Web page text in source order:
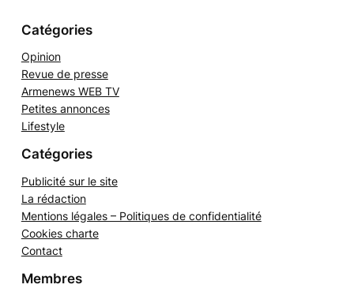
r
Opinion
Revue de presse
Armenews WEB TV
Petites annonces
Publicité sur le site
La rédaction
Mentions légales – Politiques de confidentialité
Cookies charte